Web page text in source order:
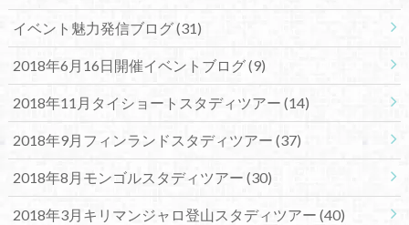
イベント魅力発信ブログ(31)
2018年6月16日開催イベントブログ(9)
2018年11月タイショートスタディツアー (14)
2018年9月フィンランドスタディツアー (37)
2018年8月モンゴルスタディツアー (30)
2018年3月キリマンジャロ登山スタディツアー (40)